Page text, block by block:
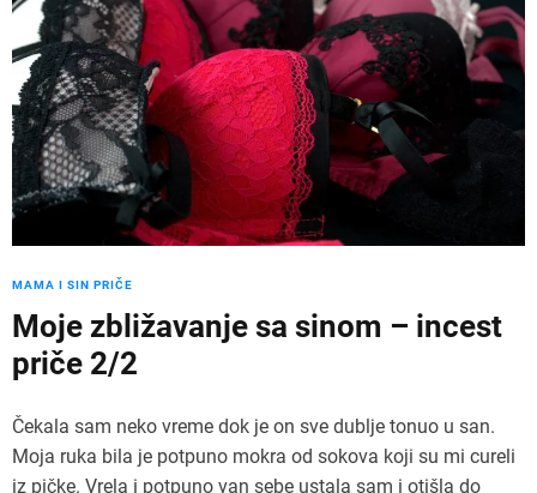
MAMA I SIN PRIČE
Moje zbližavanje sa sinom – incest
priče 2/2
Čekala sam neko vreme dok je on sve dublje tonuo u san.
Moja ruka bila je potpuno mokra od sokova koji su mi cureli
iz pičke. Vrela i potpuno van sebe ustala sam i otišla do